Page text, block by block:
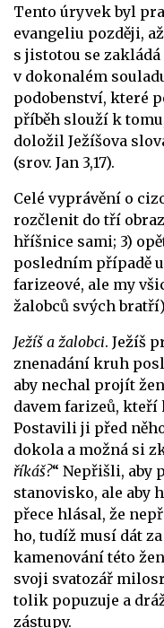
Tento úryvek byl
evangeliu později,
s jistotou se
v dokonalém
podobenství, které
příběh slouží k
doložil Ježíšova
(srov. Jan 3,17).
Celé vyprávění o
rozčlenit do tří
hříšnice sami; 3)
posledním případě
farizeové, ale my
žalobců svých
Ježíš a žalobci. Ježíš
znenadání kruh
aby nechal projít
davem farizeů,
Postavili ji před
dokola a možná si
říkáš?“ Nepřišli, aby
stanovisko, ale aby
přece hlásal, že
ho, tudíž musí dát
kamenování této
svoji svatozář
tolik popuzuje a
zástupy.